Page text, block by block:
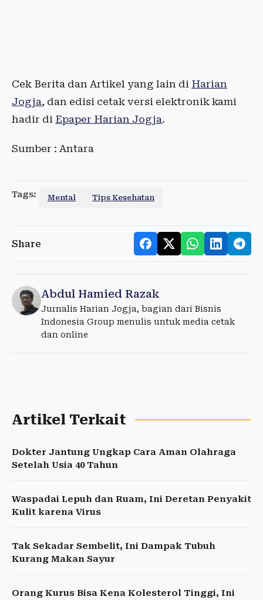
Cek Berita dan Artikel yang lain di Harian
Jogja, dan edisi cetak versi elektronik kami
hadir di Epaper Harian Jogja.
Sumber : Antara
Tags: Mental Tips Kesehatan
Share
Abdul Hamied Razak
Jurnalis Harian Jogja, bagian dari Bisnis
Indonesia Group menulis untuk media cetak
dan online
Artikel Terkait
Dokter Jantung Ungkap Cara Aman Olahraga
Setelah Usia 40 Tahun
Waspadai Lepuh dan Ruam, Ini Deretan Penyakit
Kulit karena Virus
Tak Sekadar Sembelit, Ini Dampak Tubuh
Kurang Makan Sayur
Orang Kurus Bisa Kena Kolesterol Tinggi, Ini